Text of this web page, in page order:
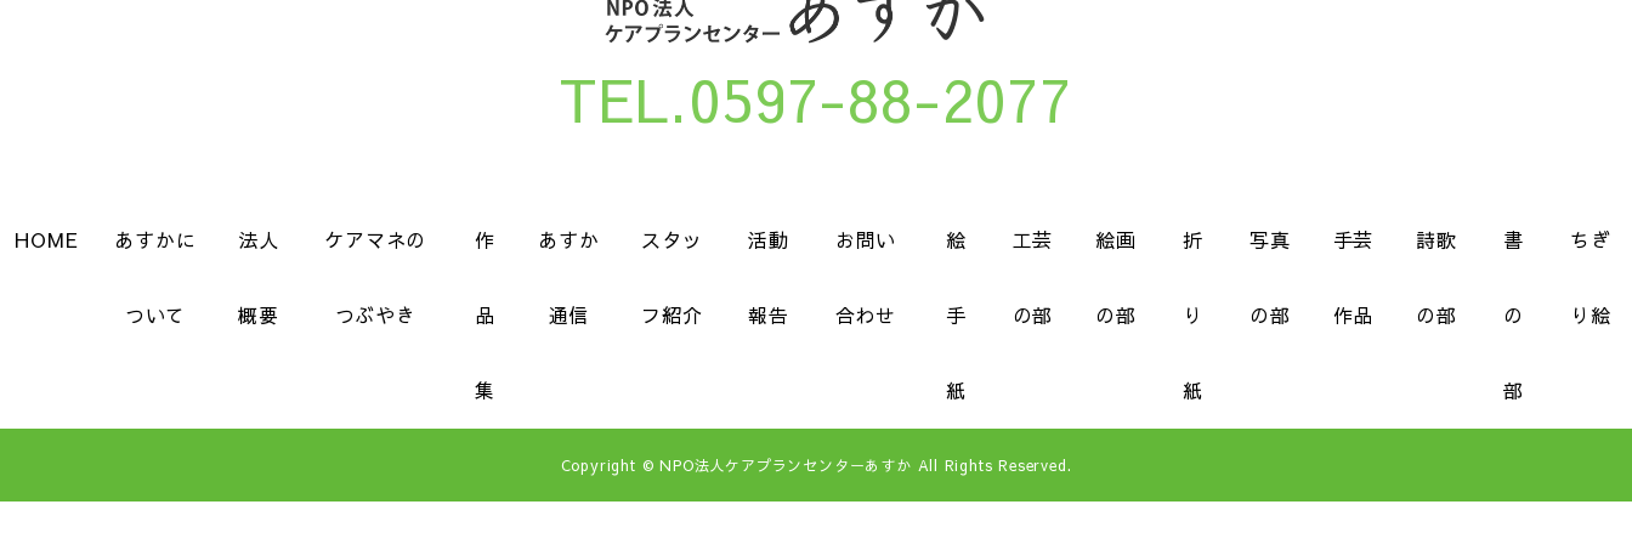
TEL.0597-88-2077
HOME あすかに
ついて
法人
概要
ケアマネの
つぶやき
作
品
集
あすか
通信
スタッ
フ紹介
活動
報告
お問い
合わせ
絵
手
紙
工芸
の部
絵画
の部
折
り
紙
写真
の部
手芸
作品
詩歌
の部
書
の
部
ちぎ
り絵
Copyright © NPO法人ケアプランセンターあすか All Rights Reserved.